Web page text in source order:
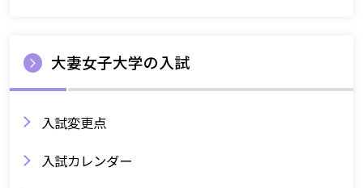
大妻女子大学の入試
入試変更点
入試カレンダー